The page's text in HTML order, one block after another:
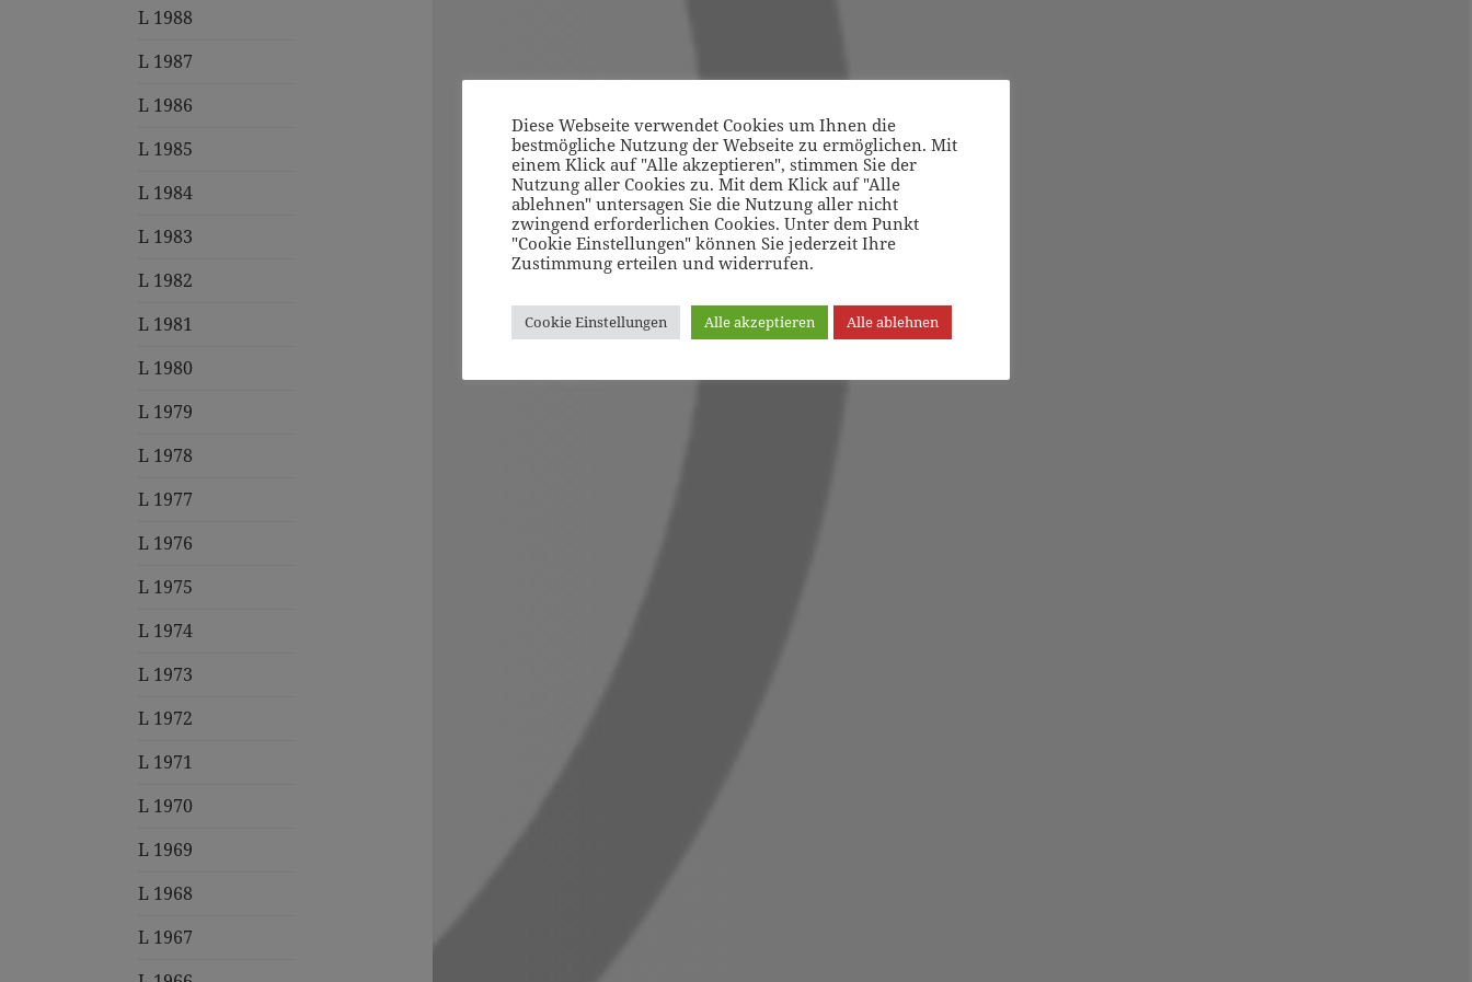
L 1988
L 1987
L 1986
L 1985
L 1984
L 1983
L 1982
L 1981
L 1980
L 1979
L 1978
L 1977
L 1976
L 1975
L 1974
L 1973
L 1972
L 1971
L 1970
L 1969
L 1968
L 1967
Diese Webseite verwendet Cookies um Ihnen die
bestmögliche Nutzung der Webseite zu ermöglichen. Mit
einem Klick auf "Alle akzeptieren", stimmen Sie der
Nutzung aller Cookies zu. Mit dem Klick auf "Alle
ablehnen" untersagen Sie die Nutzung aller nicht
zwingend erforderlichen Cookies. Unter dem Punkt
"Cookie Einstellungen" können Sie jederzeit Ihre
Zustimmung erteilen und widerrufen.
Cookie Einstellungen Alle akzeptieren Alle ablehnen